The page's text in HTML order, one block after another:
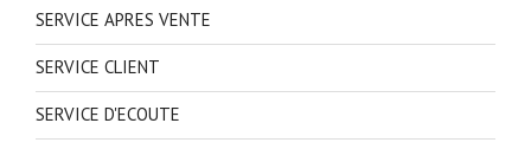
SERVICE APRES VENTE
SERVICE CLIENT
SERVICE D'ECOUTE